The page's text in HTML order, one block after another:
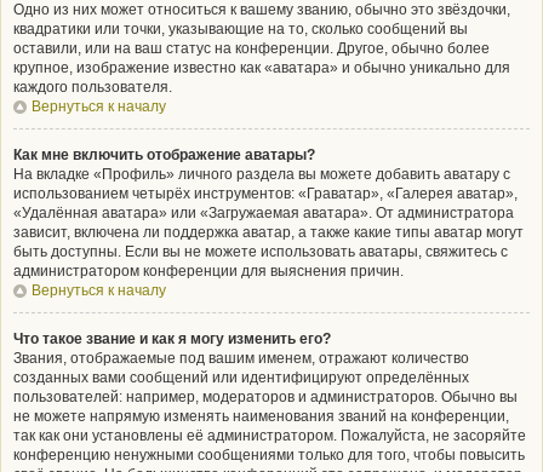
Одно из них может относиться к вашему званию, обычно это звёздочки,
квадратики или точки, указывающие на то, сколько сообщений вы
оставили, или на ваш статус на конференции. Другое, обычно более
крупное, изображение известно как «аватара» и обычно уникально для
каждого пользователя.
Вернуться к началу
Как мне включить отображение аватары?
На вкладке «Профиль» личного раздела вы можете добавить аватару с
использованием четырёх инструментов: «Граватар», «Галерея аватар»,
«Удалённая аватара» или «Загружаемая аватара». От администратора
зависит, включена ли поддержка аватар, а также какие типы аватар могут
быть доступны. Если вы не можете использовать аватары, свяжитесь с
администратором конференции для выяснения причин.
Вернуться к началу
Что такое звание и как я могу изменить его?
Звания, отображаемые под вашим именем, отражают количество
созданных вами сообщений или идентифицируют определённых
пользователей: например, модераторов и администраторов. Обычно вы
не можете напрямую изменять наименования званий на конференции,
так как они установлены её администратором. Пожалуйста, не засоряйте
конференцию ненужными сообщениями только для того, чтобы повысить